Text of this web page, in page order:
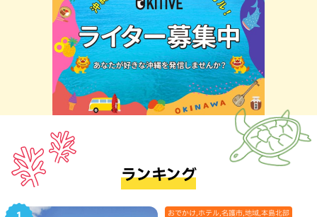
ランキング
おでかけ,ホテル,名護市,地域,本島北部